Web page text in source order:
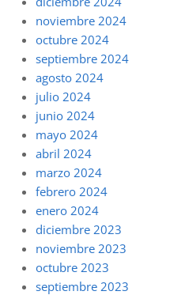
noviembre 2024
octubre 2024
septiembre 2024
agosto 2024
julio 2024
junio 2024
mayo 2024
abril 2024
marzo 2024
febrero 2024
enero 2024
diciembre 2023
noviembre 2023
octubre 2023
septiembre 2023